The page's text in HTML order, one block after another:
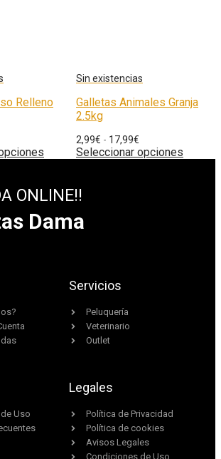
Relleno
Galletas Animales Granja
2.5kg
2,99€ - 17,99€
Seleccionar opciones
ONLINE!!
Dama
Servicios
Peluquería
Veterinario
Outlet
Uso
Legales
Política de Privacidad
Política de cookies
Avisos Legales
Condiciones de Uso